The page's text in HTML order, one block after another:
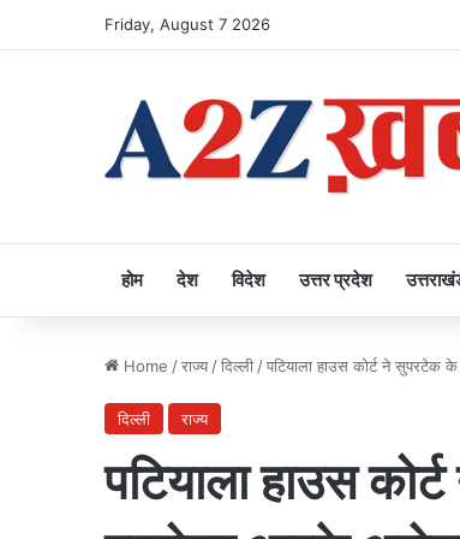
Friday, August 7 2026
होम देश विदेश उत्तर प्रदेश
Home /राज्य /दिल्ली /पटियाला हाउस कोर्ट ने सुपरटेक
दिल्ली राज्य
पटियाला हाउस